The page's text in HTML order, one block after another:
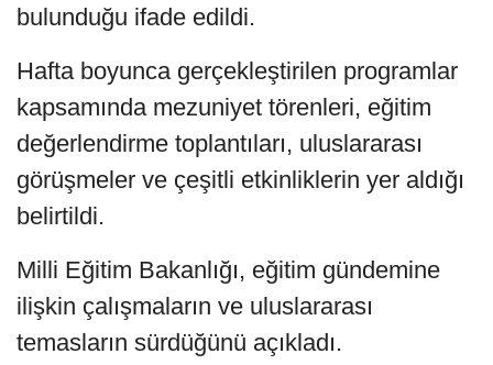
bulunduğu ifade edildi.
Hafta boyunca gerçekleştirilen programlar
kapsamında mezuniyet törenleri, eğitim
değerlendirme toplantıları, uluslararası
görüşmeler ve çeşitli etkinliklerin yer aldığı
belirtildi.
Milli Eğitim Bakanlığı, eğitim gündemine
ilişkin çalışmaların ve uluslararası
temasların sürdüğünü açıkladı.